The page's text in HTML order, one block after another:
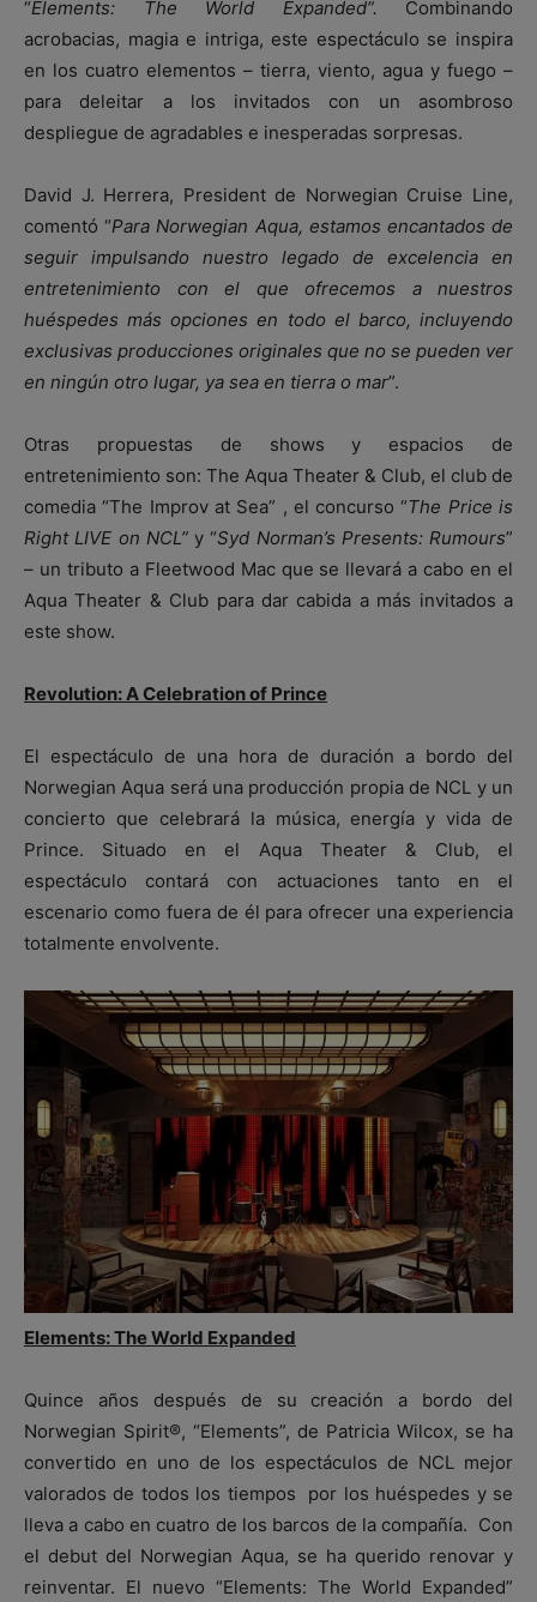
“Elements: The World Expanded”. Combinando
acrobacias, magia e intriga, este espectáculo se inspira
en los cuatro elementos – tierra, viento, agua y fuego –
para deleitar a los invitados con un asombroso
despliegue de agradables e inesperadas sorpresas.
David J. Herrera, President de Norwegian Cruise Line,
comentó “Para Norwegian Aqua, estamos encantados de
seguir impulsando nuestro legado de excelencia en
entretenimiento con el que ofrecemos a nuestros
huéspedes más opciones en todo el barco, incluyendo
exclusivas producciones originales que no se pueden ver
en ningún otro lugar, ya sea en tierra o mar”.
Otras propuestas de shows y espacios de
entretenimiento son: The Aqua Theater & Club, el club de
comedia “The Improv at Sea” , el concurso “The Price is
Right LIVE on NCL” y “Syd Norman’s Presents: Rumours”
– un tributo a Fleetwood Mac que se llevará a cabo en el
Aqua Theater & Club para dar cabida a más invitados a
este show.
Revolution: A Celebration of Prince
El espectáculo de una hora de duración a bordo del
Norwegian Aqua será una producción propia de NCL y un
concierto que celebrará la música, energía y vida de
Prince. Situado en el Aqua Theater & Club, el
espectáculo contará con actuaciones tanto en el
escenario como fuera de él para ofrecer una experiencia
totalmente envolvente.
Elements: The World Expanded
Quince años después de su creación a bordo del
Norwegian Spirit®, “Elements”, de Patricia Wilcox, se ha
convertido en uno de los espectáculos de NCL mejor
valorados de todos los tiempos por los huéspedes y se
lleva a cabo en cuatro de los barcos de la compañía. Con
el debut del Norwegian Aqua, se ha querido renovar y
reinventar. El nuevo “Elements: The World Expanded”